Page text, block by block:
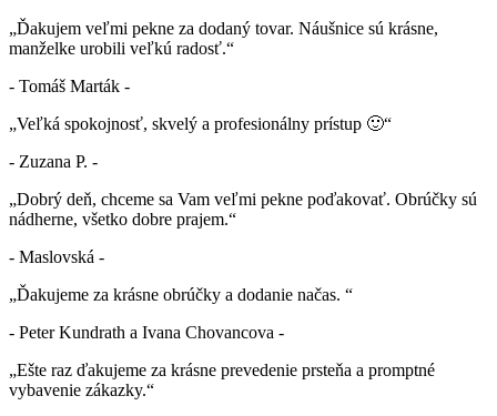
„Ďakujem veľmi pekne za dodaný tovar. Náušnice sú krásne,
manželke urobili veľkú radosť.“
- Tomáš Marták -
„Veľká spokojnosť, skvelý a profesionálny prístup 🙂“
- Zuzana P. -
„Dobrý deň, chceme sa Vam veľmi pekne poďakovať. Obrúčky sú
nádherne, všetko dobre prajem.“
- Maslovská -
„Ďakujeme za krásne obrúčky a dodanie načas. “
- Peter Kundrath a Ivana Chovancova -
„Ešte raz ďakujeme za krásne prevedenie prsteňa a promptné
vybavenie zákazky.“